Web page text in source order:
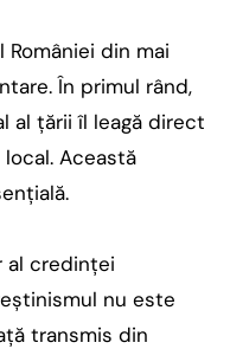
din mai
În primul rând,
al țării îl leagă direct
Această
al credinței
nu este
transmis din